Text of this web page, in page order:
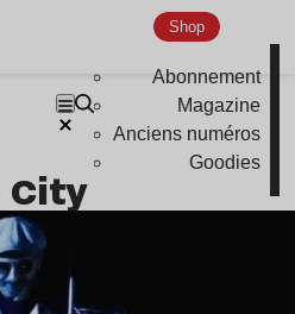
Shop
Abonnement
Magazine
Anciens numéros
Goodies
City